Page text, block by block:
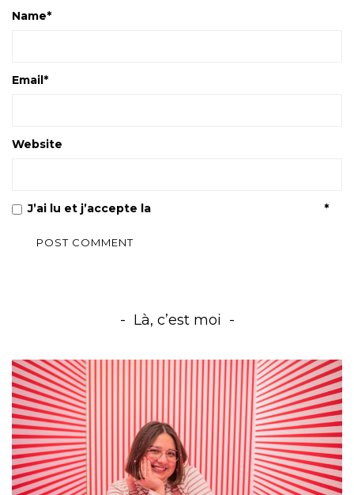
Name*
Email*
Website
J’ai lu et j’accepte la *
Là, c’est moi